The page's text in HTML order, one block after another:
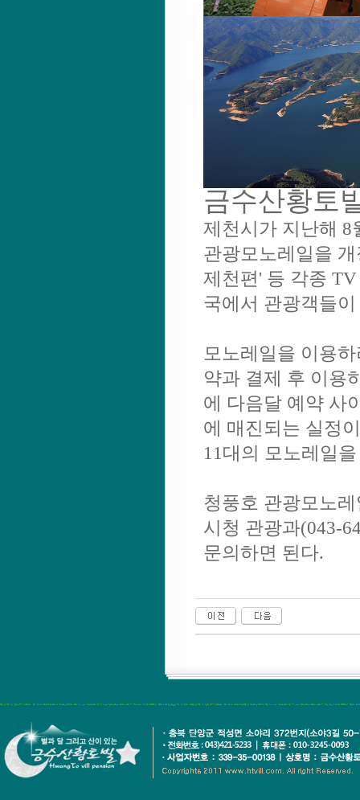
금수산황토
제천시가 지난해 8
관광모노레일을
제천편' 등 각종
국에서 관광객들
모노레일을 이용
약과 결제 후 이용
에 다음달 예약 사
에 매진되는 실정
11대의 모노레일
청풍호 관광모노
시청 관광과(043-
문의하면 된다.